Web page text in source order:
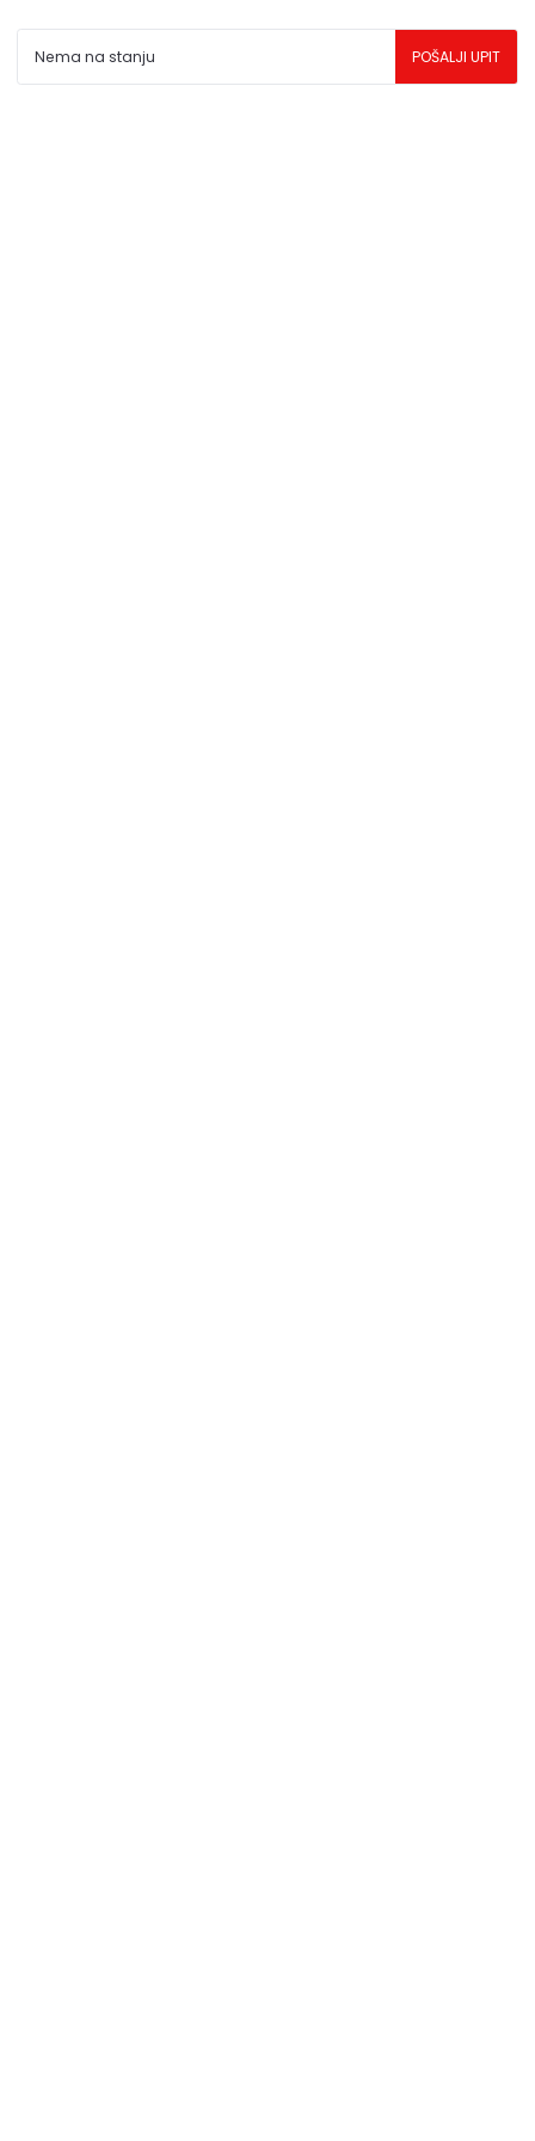
** Sve cene su sa uračunatim PDV-om, plaćanje se vrši
Nema na stanju POŠALJI UPIT